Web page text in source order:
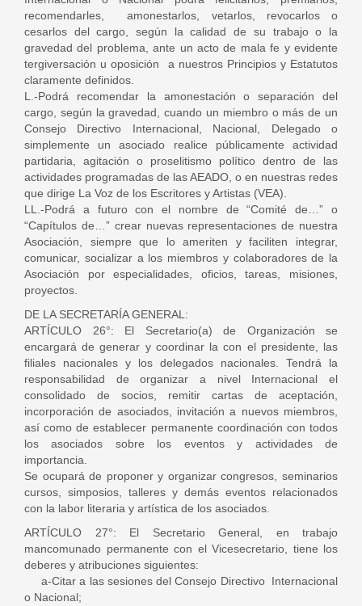
recomendarles, amonestarlos, vetarlos, revocarlos o
cesarlos del cargo, según la calidad de su trabajo o la
gravedad del problema, ante un acto de mala fe y evidente
tergiversación u oposición a nuestros Principios y Estatutos
claramente definidos.
L.-Podrá recomendar la amonestación o separación del
cargo, según la gravedad, cuando un miembro o más de un
Consejo Directivo Internacional, Nacional, Delegado o
simplemente un asociado realice públicamente actividad
partidaria, agitación o proselitismo político dentro de las
actividades programadas de las AEADO, o en nuestras redes
que dirige La Voz de los Escritores y Artistas (VEA).
LL.-Podrá a futuro con el nombre de “Comité de…” o
“Capítulos de…” crear nuevas representaciones de nuestra
Asociación, siempre que lo ameriten y faciliten integrar,
comunicar, socializar a los miembros y colaboradores de la
Asociación por especialidades, oficios, tareas, misiones,
proyectos.
DE LA SECRETARÍA GENERAL:
ARTÍCULO 26°: El Secretario(a) de Organización se
encargará de generar y coordinar la con el presidente, las
filiales nacionales y los delegados nacionales. Tendrá la
responsabilidad de organizar a nivel Internacional el
consolidado de socios, remitir cartas de aceptación,
incorporación de asociados, invitación a nuevos miembros,
así como de establecer permanente coordinación con todos
los asociados sobre los eventos y actividades de
importancia.
Se ocupará de proponer y organizar congresos, seminarios
cursos, simposios, talleres y demás eventos relacionados
con la labor literaria y artística de los asociados.
ARTÍCULO 27°: El Secretario General, en trabajo
mancomunado permanente con el Vicesecretario, tiene los
deberes y atribuciones siguientes:
a-Citar a las sesiones del Consejo Directivo Internacional
o Nacional;